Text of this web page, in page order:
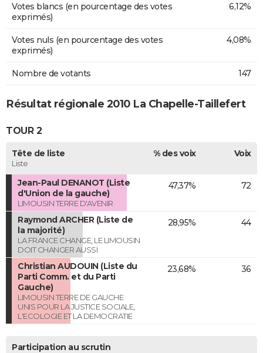
Votes blancs (en pourcentage des votes
exprimés)
6,12%
Votes nuls (en pourcentage des votes
exprimés)
4,08%
Nombre de votants 147
Résultat régionale 2010 La Chapelle-Taillefert
TOUR 2
Tête de liste
Liste
% des voix Voix
Jean-Paul DENANOT (Liste
d'Union de la gauche)
LIMOUSIN TERRE D'AVENIR
47,37% 72
Raymond ARCHER (Liste de
la majorité)
LA FRANCE CHANGE, LE LIMOUSIN
DOIT CHANGER AUSSI
28,95% 44
Christian AUDOUIN (Liste du
Parti Comm. et du Parti
Gauche)
LIMOUSIN TERRE DE GAUCHE
UNIS POUR LA JUSTICE SOCIALE,
L'ECOLOGIE ET LA DEMOCRATIE
23,68% 36
Participation au scrutin